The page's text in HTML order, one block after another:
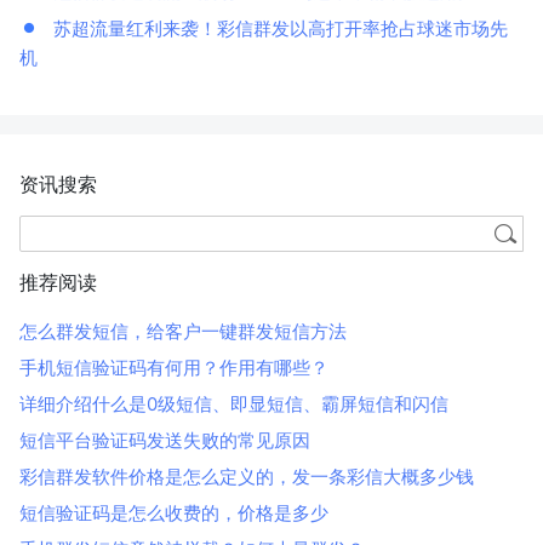
苏超流量红利来袭！彩信群发以高打开率抢占球迷市场先
机
资讯搜索
推荐阅读
怎么群发短信，给客户一键群发短信方法
手机短信验证码有何用？作用有哪些？
详细介绍什么是0级短信、即显短信、霸屏短信和闪信
短信平台验证码发送失败的常见原因
彩信群发软件价格是怎么定义的，发一条彩信大概多少钱
短信验证码是怎么收费的，价格是多少